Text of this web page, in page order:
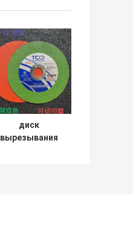
диск
вырезывания